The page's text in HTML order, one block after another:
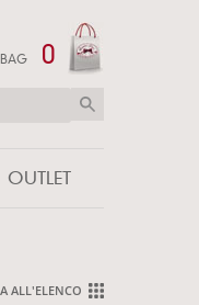
OUTLET
0
ALL'ELENCO